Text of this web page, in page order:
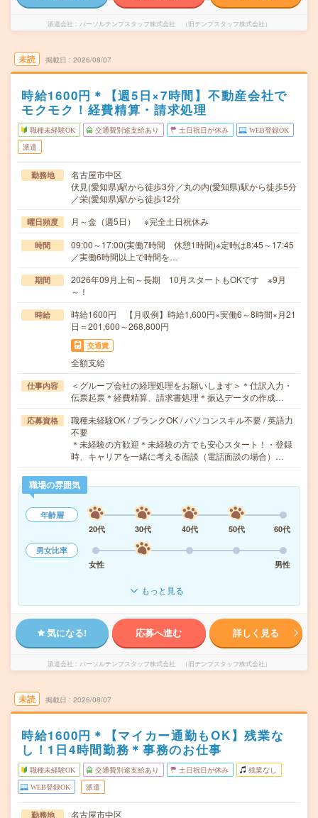
派遣会社 パーソルテンプスタッフ株式会社 （旧テンプスタッフ株式会社）
未読 掲載日 2026/08/07
時給1600円＊【週5日×7時間】不動産会社で
モクモク！経費精算・請求処理
職種未経験OK 交通費別途支給あり 土日祝日が休み WEB登録OK
派遣
勤務地
名古屋市中区
伏見(愛知県)駅から徒歩3分／丸の内(愛知県)駅から徒歩5分
／栄(愛知県)駅から徒歩12分
曜日頻度 月～金（週5日） ※完全土日祝休み
時間
09:00～17:00(実働7時間 休憩1時間)※定時は8:45～17:45
／実働6時間以上で時間を…
期間
2026年09月上旬～長期 10月スタートもOKです ※9月
～！
時給
時給1600円 【月収例】時給1,600円×実働6～8時間×月21
日＝201,600～268,800円
交通費
全額支給
仕事内容
＜グループ会社の経理処理をお願いします＞＊仕訳入力・
伝票起票＊経費精算、請求書処理＊振込データの作成…
応募資格
職種未経験OK / ブランクOK / パソコンスキル不要 / 英語力
不要
＊未経験の方歓迎＊未経験の方でも安心スタート！・登録
時、キャリアを一緒に考える面談（電話面談の場合）…
職場の雰囲気
年齢層
20代
30代 40代 50代
60代
男女比率
女性
男性
もっと見る
気になる! 応募へ進む 詳しく見る
派遣会社 パーソルテンプスタッフ株式会社 （旧テンプスタッフ株式会社）
未読 掲載日 2026/08/07
時給1600円＊【マイカー通勤もOK】残業な
し！1日4時間勤務＊事務のお仕事
職種未経験OK 交通費別途支給あり 土日祝日が休み 残業なし
WEB登録OK 派遣
勤務地 名古屋市中区